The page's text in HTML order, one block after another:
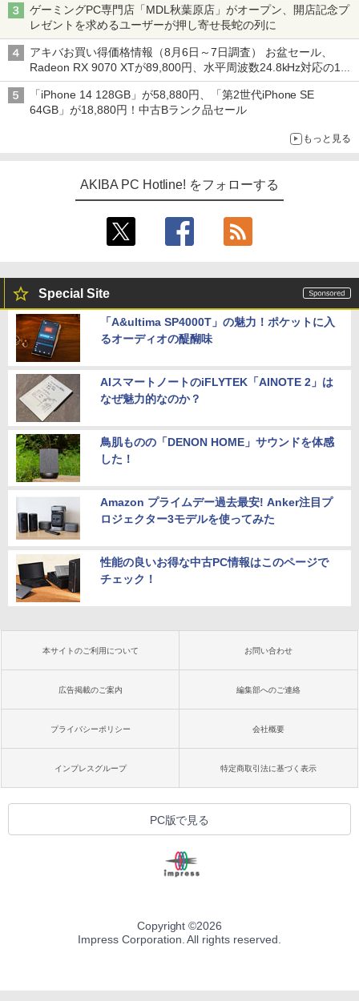
ゲーミングPC専門店「MDL秋葉原店」がオープン、開店記念プ
レゼントを求めるユーザーが押し寄せ長蛇の列に
アキバお買い得価格情報（8月6日～7日調査） お盆セール、
Radeon RX 9070 XTが89,800円、水平周波数24.8kHz対応の17
型モニターが9,801円、暑さ指数連動セール ほか
「iPhone 14 128GB」が58,880円、「第2世代iPhone SE
64GB」が18,880円！中古Bランク品セール
もっと見る
AKIBA PC Hotline! をフォローする
Special Site
「A&ultima SP4000T」の魅力！ポケットに入
るオーディオの醍醐味
AIスマートノートのiFLYTEK「AINOTE 2」は
なぜ魅力的なのか？
鳥肌ものの「DENON HOME」サウンドを体感
した！
Amazon プライムデー過去最安! Anker注目プ
ロジェクター3モデルを使ってみた
性能の良いお得な中古PC情報はこのページで
チェック！
本サイトのご利用について お問い合わせ
広告掲載のご案内 編集部へのご連絡
プライバシーポリシー 会社概要
インプレスグループ 特定商取引法に基づく表示
PC版で見る
Copyright ©2026
Impress Corporation. All rights reserved.